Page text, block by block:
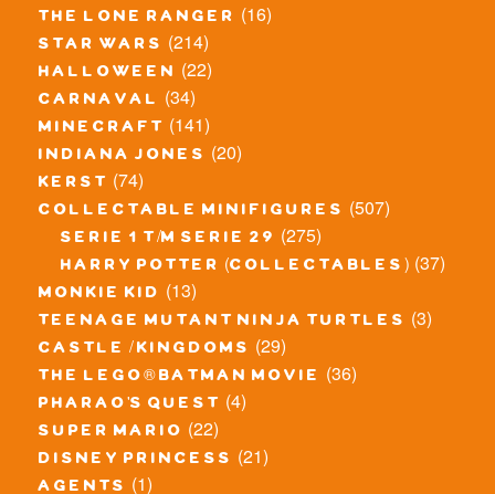
the lone ranger (16)
star wars (214)
halloween (22)
carnaval (34)
minecraft (141)
indiana jones (20)
kerst (74)
collectable minifigures (507)
serie 1 t/m serie 29 (275)
harry potter (collectables) (37)
monkie kid (13)
teenage mutant ninja turtles (3)
castle / kingdoms (29)
the lego® batman movie (36)
pharao's quest (4)
super mario (22)
disney princess (21)
agents (1)